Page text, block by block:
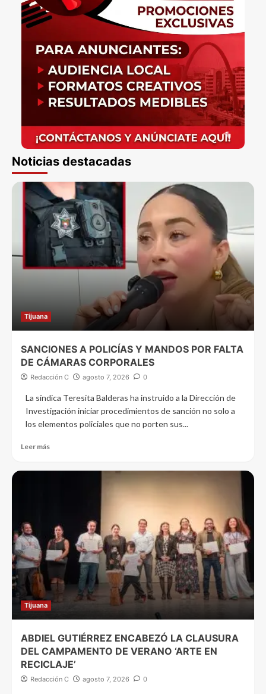
Noticias destacadas
Tijuana
SANCIONES A POLICÍAS Y MANDOS POR FALTA
DE CÁMARAS CORPORALES
Redacción C agosto 7, 2026 0
La síndica Teresita Balderas ha instruido a la Dirección de
Investigación iniciar procedimientos de sanción no solo a
los elementos policiales que no porten sus...
Leer más
Tijuana
ABDIEL GUTIÉRREZ ENCABEZÓ LA CLAUSURA
DEL CAMPAMENTO DE VERANO ‘ARTE EN
RECICLAJE’
Redacción C agosto 7, 2026 0